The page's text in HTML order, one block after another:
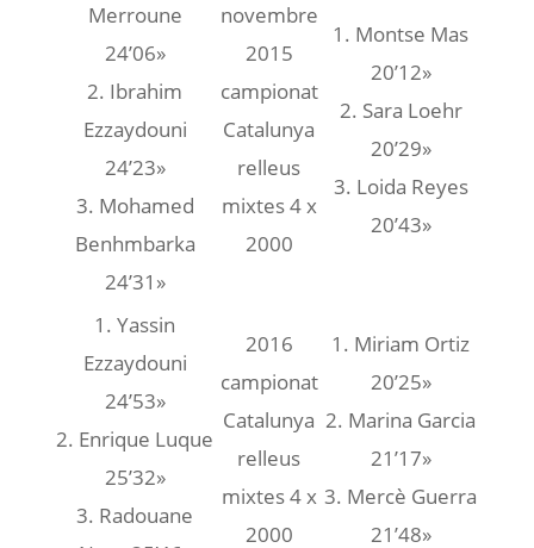
Merroune
24’06»
2. Ibrahim
Ezzaydouni
24’23»
3. Mohamed
Benhmbarka
24’31»
novembre
2015
campionat
Catalunya
relleus
mixtes 4 x
2000
1. Montse Mas
20’12»
2. Sara Loehr
20’29»
3. Loida Reyes
20’43»
1. Yassin
Ezzaydouni
24’53»
2. Enrique Luque
25’32»
3. Radouane
2016
campionat
Catalunya
relleus
mixtes 4 x
2000
1. Miriam Ortiz
20’25»
2. Marina Garcia
21’17»
3. Mercè Guerra
21’48»